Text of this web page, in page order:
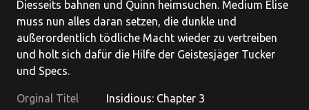
Diesseits bahnen und Quinn heimsuchen. Medium Elise
muss nun alles daran setzen, die dunkle und
außerordentlich tödliche Macht wieder zu vertreiben
und holt sich dafür die Hilfe der Geistesjäger Tucker
und Specs.
Orginal Titel
Insidious: Chapter 3